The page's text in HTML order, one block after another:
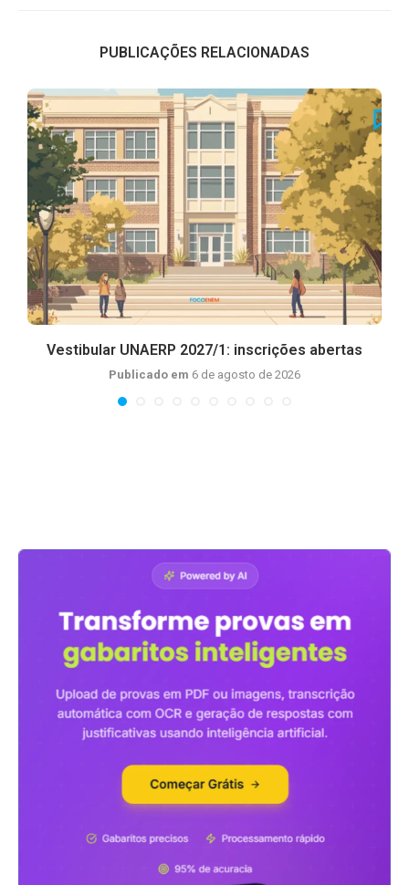
PUBLICAÇÕES RELACIONADAS
Vestibular UNAERP 2027/1: inscrições abertas
Publicado em 6 de agosto de 2026